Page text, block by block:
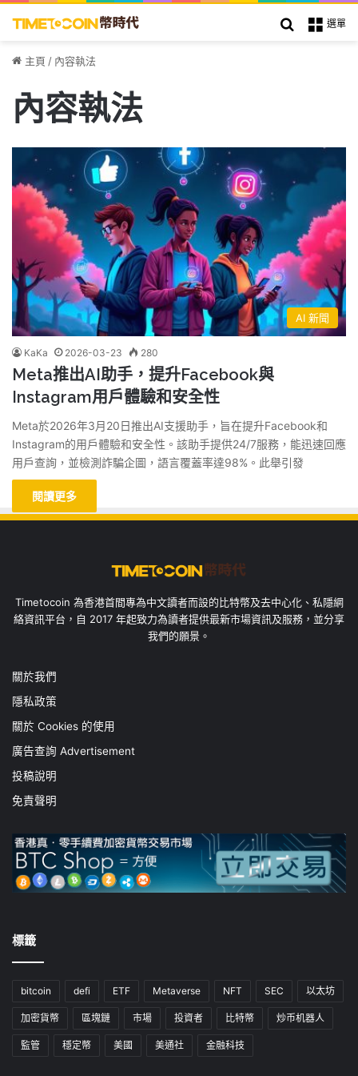
選單
搜索
主頁 / 內容執法
內容執法
AI 新聞
KaKa 2026-03-23 280
Meta推出AI助手，提升Facebook與
Instagram用戶體驗和安全性
Meta於2026年3月20日推出AI支援助手，旨在提升Facebook和
Instagram的用戶體驗和安全性。該助手提供24/7服務，能迅速回應
用戶查詢，並檢測詐騙企圖，語言覆蓋率達98%。此舉引發
閱讀更多
Timetocoin 為香港首間專為中文讀者而設的比特幣及去中心化、私隱網
絡資訊平台，自 2017 年起致力為讀者提供最新市場資訊及服務，並分享
我們的願景。
關於我們
隱私政策
關於 Cookies 的使用
廣告查詢 Advertisement
投稿說明
免責聲明
標籤
bitcoin defi ETF Metaverse NFT SEC 以太坊
加密貨幣 區塊鏈 市場 投資者 比特幣 炒币机器人
監管 穩定幣 美國 美通社 金融科技